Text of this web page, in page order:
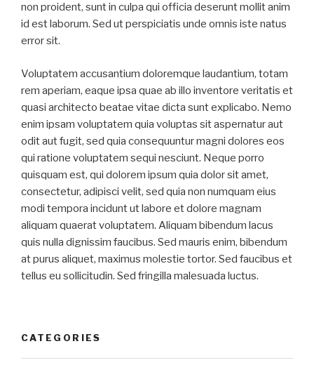
non proident, sunt in culpa qui officia deserunt mollit anim
id est laborum. Sed ut perspiciatis unde omnis iste natus
error sit.
Voluptatem accusantium doloremque laudantium, totam
rem aperiam, eaque ipsa quae ab illo inventore veritatis et
quasi architecto beatae vitae dicta sunt explicabo. Nemo
enim ipsam voluptatem quia voluptas sit aspernatur aut
odit aut fugit, sed quia consequuntur magni dolores eos
qui ratione voluptatem sequi nesciunt. Neque porro
quisquam est, qui dolorem ipsum quia dolor sit amet,
consectetur, adipisci velit, sed quia non numquam eius
modi tempora incidunt ut labore et dolore magnam
aliquam quaerat voluptatem. Aliquam bibendum lacus
quis nulla dignissim faucibus. Sed mauris enim, bibendum
at purus aliquet, maximus molestie tortor. Sed faucibus et
tellus eu sollicitudin. Sed fringilla malesuada luctus.
CATEGORIES